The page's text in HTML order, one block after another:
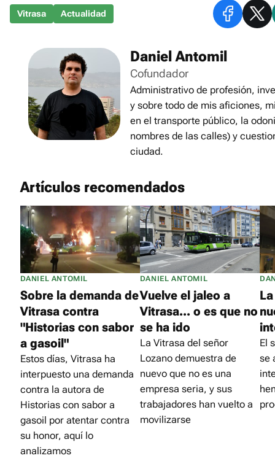
Vitrasa Actualidad
Daniel Antomil
Cofundador
Administrativo de profesión,
y sobre todo de mis aficiones,
en el transporte público, la
nombres de las calles) y
ciudad.
Artículos recomendados
DANIEL ANTOMIL
Sobre la demanda de
Vitrasa contra
"Historias con sabor
a gasoil"
Estos días, Vitrasa ha
interpuesto una demanda
contra la autora de
Historias con sabor a
gasoil por atentar contra
su honor, aquí lo
analizamos
DANIEL ANTOMIL
Vuelve el jaleo a
Vitrasa... o es que no
se ha ido
La Vitrasa del señor
Lozano demuestra de
nuevo que no es una
empresa seria, y sus
trabajadores han vuelto a
movilizarse
El
se